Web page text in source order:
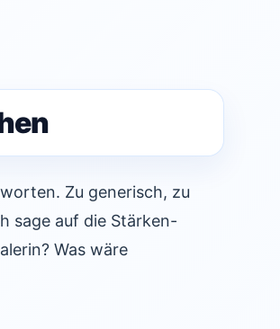
Zu generisch, zu
sage auf die Stärken-
Was wäre